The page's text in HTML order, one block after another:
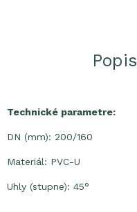
Technické parametre:
DN (mm): 200/160
Materiál: PVC-U
Uhly (stupne): 45°